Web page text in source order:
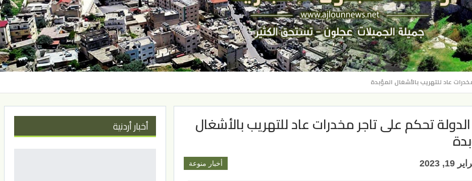
عاد للتهريب بالأشغال المؤبدة
تحكم على تاجر مخدرات عاد للتهريب بالأشغال
أخبار منوعة 19, 2023
أخبار أردنية